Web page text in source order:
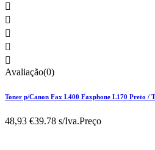





Avaliação(0)
Toner p/Canon Fax L400 Faxphone L170 Preto /
48,93 €39.78 s/Iva.Preço